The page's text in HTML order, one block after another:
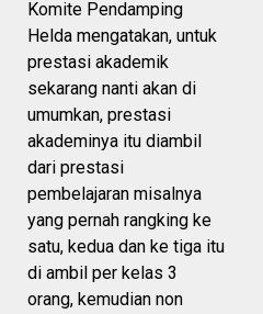
Komite Pendamping
Helda mengatakan, untuk
prestasi akademik
sekarang nanti akan di
umumkan, prestasi
akademinya itu diambil
dari prestasi
pembelajaran misalnya
yang pernah rangking ke
satu, kedua dan ke tiga itu
di ambil per kelas 3
orang, kemudian non